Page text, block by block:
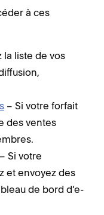
à ces
la liste de vos
– Si votre forfait
des ventes
– Si votre
et envoyez des
de bord d’e-